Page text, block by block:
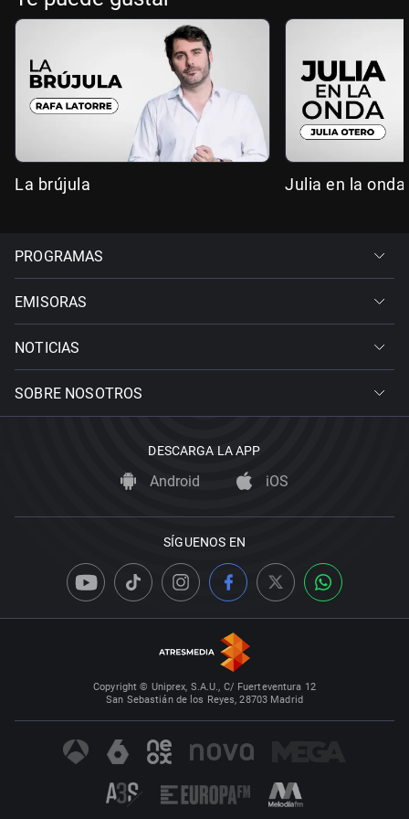
La brújula Julia en la onda
PROGRAMAS
EMISORAS
NOTICIAS
SOBRE NOSOTROS
DESCARGA LA APP
Android iOS
SÍGUENOS EN
Copyright © Uniprex, S.A.U., C/ Fuerteventura 12
San Sebastián de los Reyes, 28703 Madrid